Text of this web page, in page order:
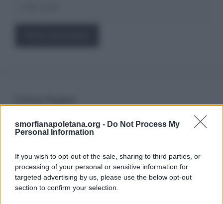
smorfianapoletana.org - Do Not Process My
Personal Information
If you wish to opt-out of the sale, sharing to third parties, or
processing of your personal or sensitive information for
targeted advertising by us, please use the below opt-out
section to confirm your selection.
Ricerca
LEGGI GRATIS IL NOSTRO EBOOK